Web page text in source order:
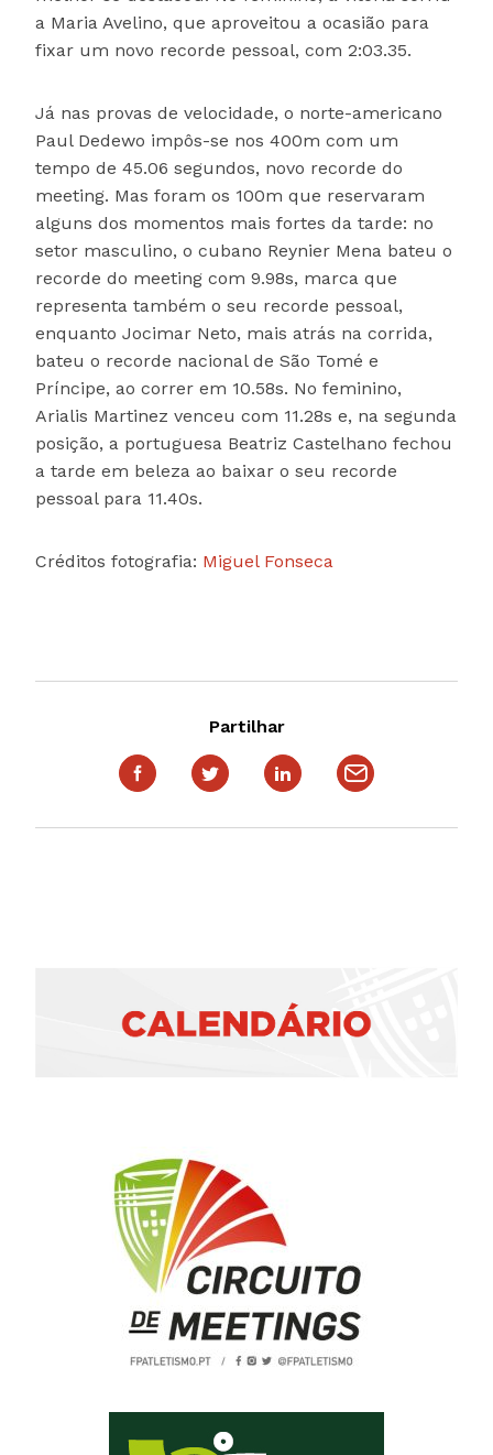
a Maria Avelino, que aproveitou a ocasião para
fixar um novo recorde pessoal, com 2:03.35.
Já nas provas de velocidade, o norte-americano
Paul Dedewo impôs-se nos 400m com um
tempo de 45.06 segundos, novo recorde do
meeting. Mas foram os 100m que reservaram
alguns dos momentos mais fortes da tarde: no
setor masculino, o cubano Reynier Mena bateu o
recorde do meeting com 9.98s, marca que
representa também o seu recorde pessoal,
enquanto Jocimar Neto, mais atrás na corrida,
bateu o recorde nacional de São Tomé e
Príncipe, ao correr em 10.58s. No feminino,
Arialis Martinez venceu com 11.28s e, na segunda
posição, a portuguesa Beatriz Castelhano fechou
a tarde em beleza ao baixar o seu recorde
pessoal para 11.40s.
Créditos fotografia: Miguel Fonseca
Partilhar